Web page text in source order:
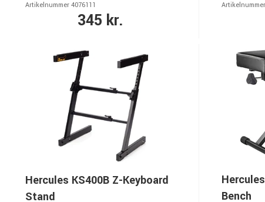
Artikelnummer 4076111
345 kr.
Hercules KS400B Z-Keyboard
Stand
Bench